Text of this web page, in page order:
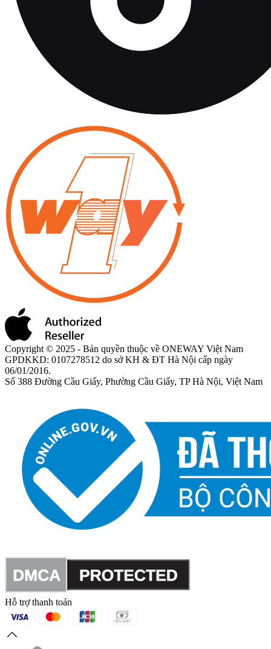
Copyright © 2025 - Bản quyền thuộc về ONEWAY Việt Nam
GPDKKD: 0107278512 do sở KH & ĐT Hà Nội cấp ngày
06/01/2016.
Số 388 Đường Cầu Giấy, Phường Cầu Giấy, TP Hà Nội, Việt Nam
Hỗ trợ thanh toán